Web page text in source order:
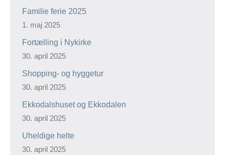
Familie ferie 2025
1. maj 2025
Fortælling i Nykirke
30. april 2025
Shopping- og hyggetur
30. april 2025
Ekkodalshuset og Ekkodalen
30. april 2025
Uheldige helte
30. april 2025